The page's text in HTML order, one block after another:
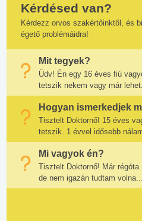
Kérdésed van?
Kérdezz orvos szakértőinktől, és
égető problémáidra!
Mit tegyek?
Üdv! Én egy 16 éves fiú
tetszik nekem vagy már
Hogyan ismerkedjek
Tisztelt Doktornő! 15 éves
tetszik. 1 évvel idősebb
Mi vagyok én?
Tisztelt Doktornő! Már
de nem igazán tudtam volna...